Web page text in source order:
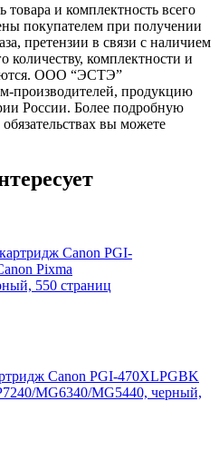
и комплектность всего
покупателем при получении
претензии в связи с наличием
количеству, комплектности и
ООО “ЭСТЭ”
производителей, продукцию
России. Более подробную
вы можете
Canon PGI-470XLPGBK
MG6340/MG5440, черный,